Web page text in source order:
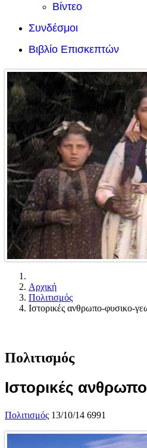
Βίντεο
Συνδέσμοι
Βιβλίο Επισκεπτών
Αρχική
Πολιτισμός
Ιστορικές ανθρωπο-φυσικο-
Πολιτισμός
Ιστορικές
Πολιτισμός 13/10/14 6991